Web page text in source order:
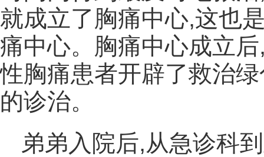
就成立了胸痛中心,这也
痛中心。胸痛中心成立
性胸痛患者开辟了救治
的诊治。
弟弟入院后,从急诊科